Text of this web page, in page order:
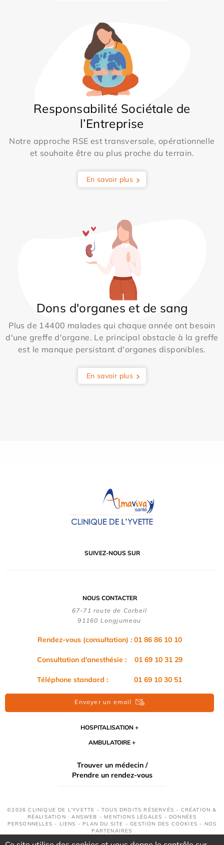
Responsabilité Sociétale de
l’Entreprise
Notre approche RSE est transversale, opérationnelle
et souhaite être au plus proche du terrain.
En savoir plus
Dons d'organes et de sang
Plus de 14400 malades qui chaque année ont besoin
d'une greffe d'organe. Le principal obstacle à la greffe
est le manque persistant d'organes disponibles.
En savoir plus
SUIVEZ-NOUS SUR
NOUS CONTACTER
67-71 route de Corbeil
91160 Longjumeau
Rendez-vous (consultation) : 01 86 86 10 10
Consultation d'anesthésie : 01 69 10 31 29
Téléphone standard : 01 69 10 30 51
Envoyer un email
HOSPITALISATION
AMBULATOIRE
Trouver un médecin /
Prendre un rendez-vous
©2026 CLINIQUE DE L'YVETTE - TOUS DROITS RÉSERVÉS - CRÉATION &
RÉALISATION : ANSWEB - MENTIONS LÉGALES - DONNÉES
PERSONNELLES - LIENS - PLAN DU SITE -GESTION DES COOKIES - NOS
PARTENAIRES